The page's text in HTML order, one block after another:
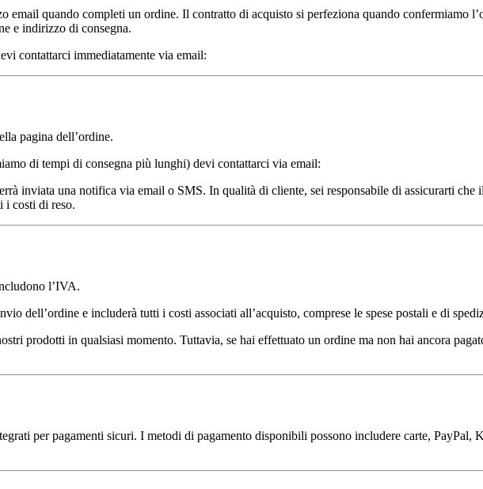
email quando completi un ordine. Il contratto di acquisto si perfeziona quando confermiamo
e indirizzo di consegna.
contattarci immediatamente via email:
pagina dell’ordine.
di tempi di consegna più lunghi) devi contattarci via email:
inviata una notifica via email o SMS. In qualità di cliente, sei responsabile di assicurarti
i costi di reso.
l’IVA.
dell’ordine e includerà tutti i costi associati all’acquisto, comprese le spese postali e di
prodotti in qualsiasi momento. Tuttavia, se hai effettuato un ordine ma non hai ancora
per pagamenti sicuri. I metodi di pagamento disponibili possono includere carte, PayPal,